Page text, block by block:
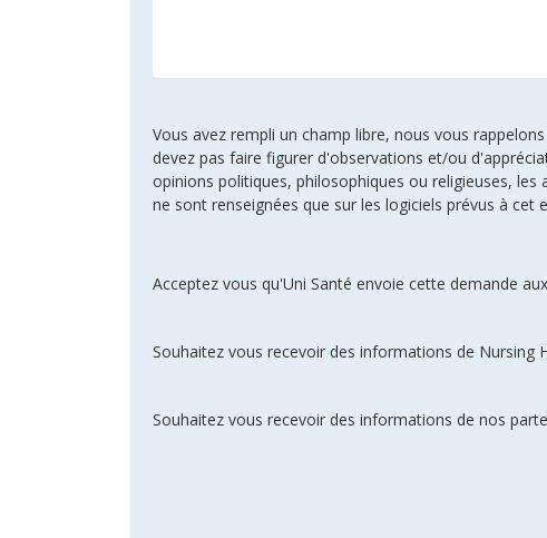
Vous avez rempli un champ libre, nous vous
devez pas faire figurer d'observations et/ou
opinions politiques, philosophiques ou religieuses,
ne sont renseignées que sur les logiciels prévus à
Acceptez vous qu'Uni Santé envoie cette demande
Souhaitez vous recevoir des informations de Nursing
Souhaitez vous recevoir des informations de nos